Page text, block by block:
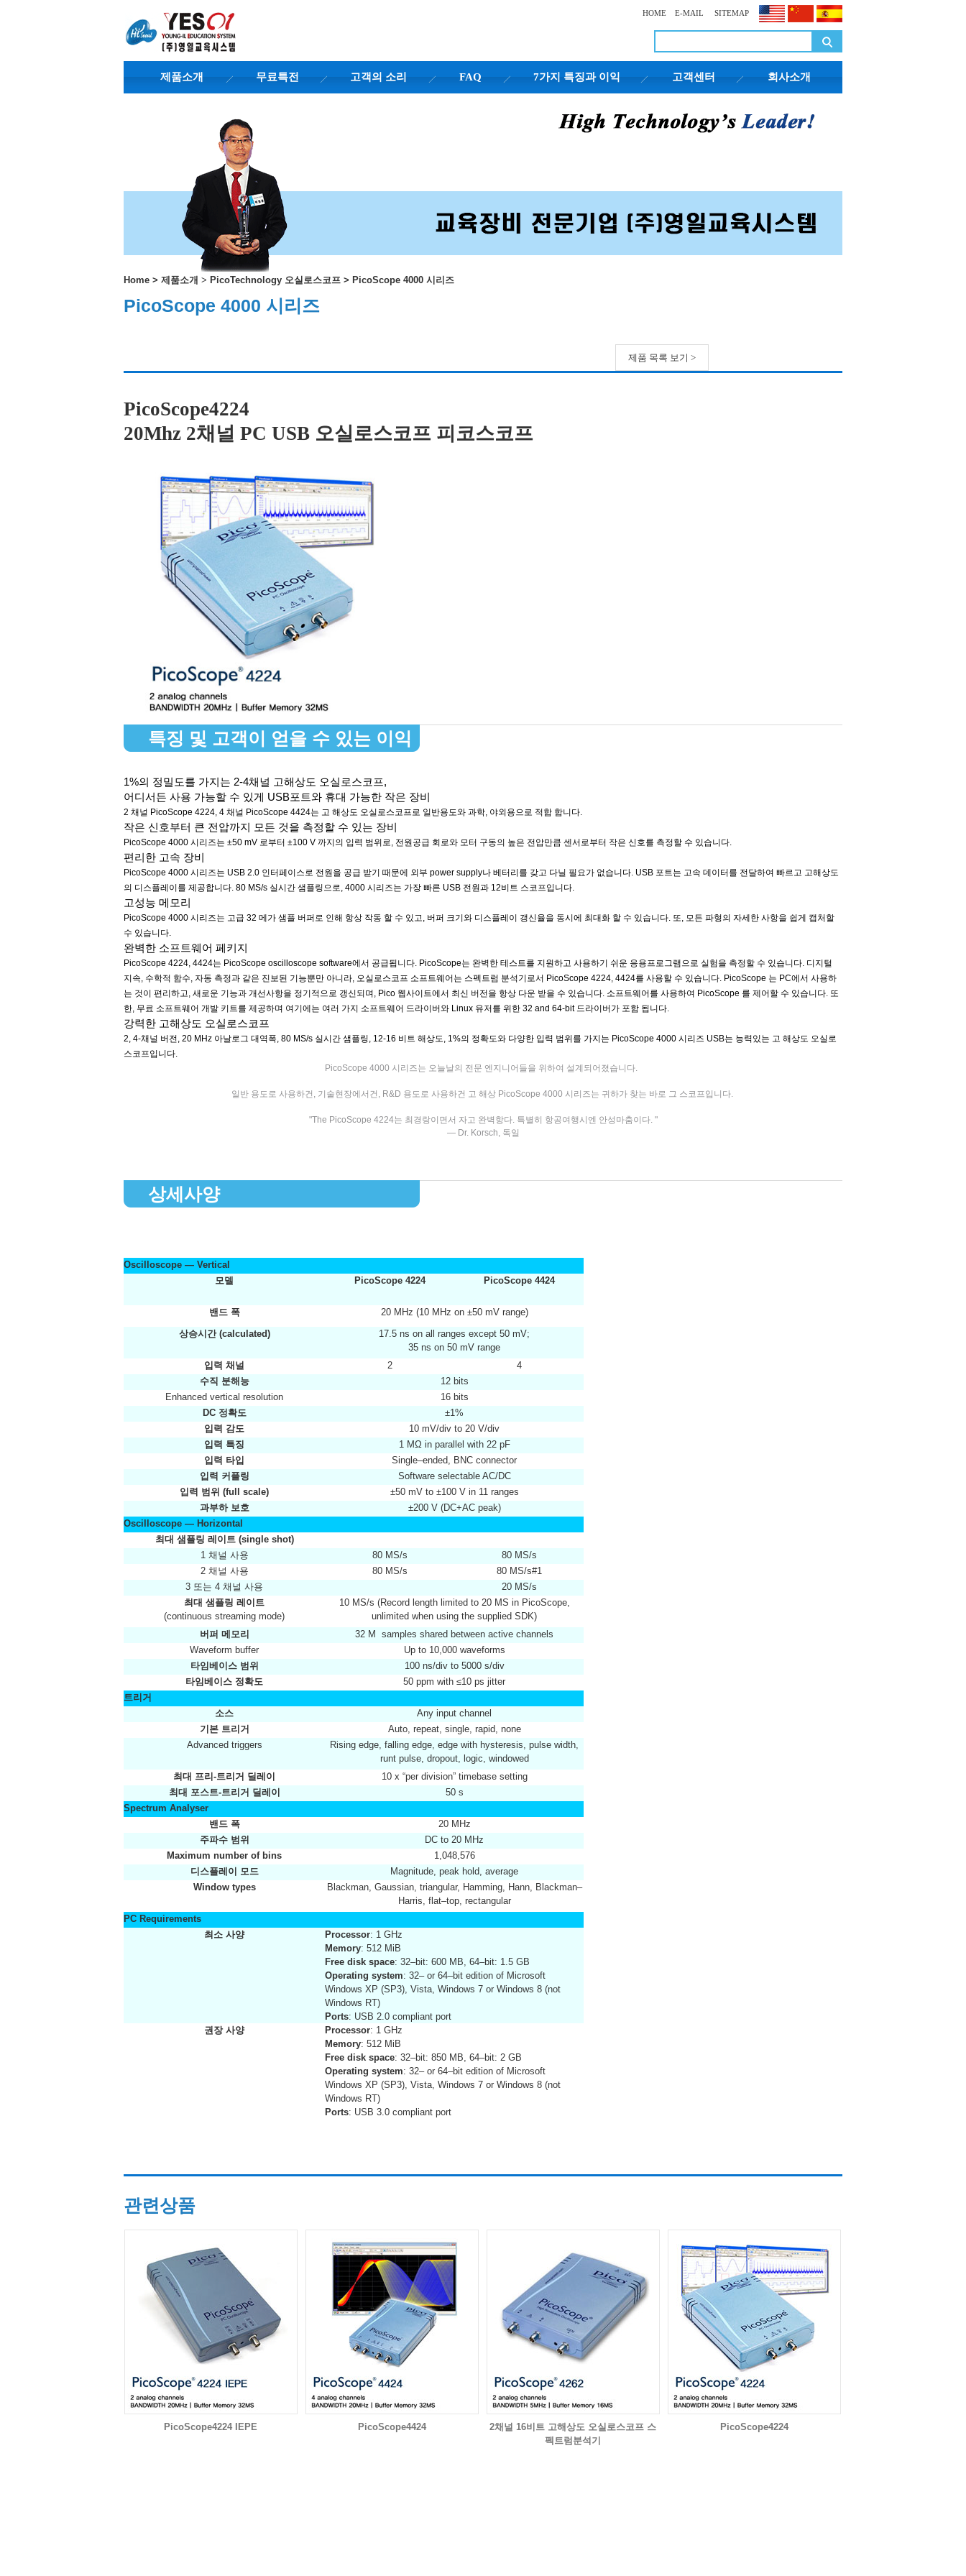
HOME E-MAIL SITEMAP
제품소개 무료특전 고객의 소리 FAQ 7가지 특징과 이익 고객센터 회사소개
Home > 제품소개 > PicoTechnology 오실로스코프 > PicoScope 4000 시리즈
PicoScope 4000 시리즈
제품 목록 보기 >
PicoScope4224
20Mhz 2채널 PC USB 오실로스코프 피코스코프
특징 및 고객이 얻을 수 있는 이익
1%의 정밀도를 가지는 2-4채널 고해상도 오실로스코프,
어디서든 사용 가능할 수 있게 USB포트와 휴대 가능한 작은 장비
2 채널 PicoScope 4224, 4 채널 PicoScope 4424는 고 해상도 오실로스코프로 일반용도와 과학, 야외용으로 적합 합니다.
작은 신호부터 큰 전압까지 모든 것을 측정할 수 있는 장비
PicoScope 4000 시리즈는 ±50 mV 로부터 ±100 V 까지의 입력 범위로, 전원공급 회로와 모터 구동의 높은 전압만큼 센서로부터 작은 신호를 측정할 수 있습니다.
편리한 고속 장비
PicoScope 4000 시리즈는 USB 2.0 인터페이스로 전원을 공급 받기 때문에 외부 power supply나 베터리를 갖고 다닐 필요가 없습니다. USB 포트는 고속 데이터를 전달하여 빠르고 고해상도
의 디스플레이를 제공합니다. 80 MS/s 실시간 샘플링으로, 4000 시리즈는 가장 빠른 USB 전원과 12비트 스코프입니다.
고성능 메모리
PicoScope 4000 시리즈는 고급 32 메가 샘플 버퍼로 인해 항상 작동 할 수 있고, 버퍼 크기와 디스플레이 갱신율을 동시에 최대화 할 수 있습니다. 또, 모든 파형의 자세한 사항을 쉽게 캡처할
수 있습니다.
완벽한 소프트웨어 페키지
PicoScope 4224, 4424는 PicoScope oscilloscope software에서 공급됩니다. PicoScope는 완벽한 테스트를 지원하고 사용하기 쉬운 응용프로그램으로 실험을 측정할 수 있습니다. 디지털
지속, 수학적 함수, 자동 측정과 같은 진보된 기능뿐만 아니라, 오실로스코프 소프트웨어는 스펙트럼 분석기로서 PicoScope 4224, 4424를 사용할 수 있습니다. PicoScope 는 PC에서 사용하
는 것이 편리하고, 새로운 기능과 개선사항을 정기적으로 갱신되며, Pico 웹사이트에서 최신 버전을 항상 다운 받을 수 있습니다. 소프트웨어를 사용하여 PicoScope 를 제어할 수 있습니다. 또
한, 무료 소프트웨어 개발 키트를 제공하며 여기에는 여러 가지 소프트웨어 드라이버와 Linux 유저를 위한 32 and 64-bit 드라이버가 포함 됩니다.
강력한 고해상도 오실로스코프
2, 4-채널 버전, 20 MHz 아날로그 대역폭, 80 MS/s 실시간 샘플링, 12-16 비트 해상도, 1%의 정확도와 다양한 입력 범위를 가지는 PicoScope 4000 시리즈 USB는 능력있는 고 해상도 오실로
스코프입니다.
PicoScope 4000 시리즈는 오늘날의 전문 엔지니어들을 위하여 설계되어졌습니다.
일반 용도로 사용하건, 기술현장에서건, R&D 용도로 사용하건 고 해상 PicoScope 4000 시리즈는 귀하가 찾는 바로 그 스코프입니다.
"The PicoScope 4224는 최경랑이면서 자고 완벽항다. 특별히 항공여행시엔 안성마춤이다. "
— Dr. Korsch, 독일
상세사양
Oscilloscope — Vertical
모델
PicoScope 4224 PicoScope 4424
밴드 폭
20 MHz (10 MHz on ±50 mV range)
상승시간 (calculated)
17.5 ns on all ranges except 50 mV;
35 ns on 50 mV range
입력 채널
2
4
수직 분해능
12 bits
Enhanced vertical resolution
16 bits
DC 정확도
±1%
입력 감도
10 mV/div to 20 V/div
입력 특징
1 MΩ in parallel with 22 pF
입력 타입
Single–ended, BNC connector
입력 커플링
Software selectable AC/DC
입력 범위 (full scale)
±50 mV to ±100 V in 11 ranges
과부하 보호
±200 V (DC+AC peak)
Oscilloscope — Horizontal
최대 샘플링 레이트 (single shot)
1 채널 사용
80 MS/s
80 MS/s
2 채널 사용
80 MS/s
80 MS/s#1
3 또는 4 채널 사용
20 MS/s
최대 샘플링 레이트
(continuous streaming mode)
10 MS/s (Record length limited to 20 MS in PicoScope,
unlimited when using the supplied SDK)
버퍼 메모리
32 M samples shared between active channels
Waveform buffer
Up to 10,000 waveforms
타임베이스 범위
100 ns/div to 5000 s/div
타임베이스 정확도
50 ppm with ≤10 ps jitter
트리거
소스
Any input channel
기본 트리거
Auto, repeat, single, rapid, none
Advanced triggers
Rising edge, falling edge, edge with hysteresis, pulse width,
runt pulse, dropout, logic, windowed
최대 프리-트리거 딜레이
10 x “per division” timebase setting
최대 포스트-트리거 딜레이
50 s
Spectrum Analyser
밴드 폭
20 MHz
주파수 범위
DC to 20 MHz
Maximum number of bins
1,048,576
디스플레이 모드
Magnitude, peak hold, average
Window types
Blackman, Gaussian, triangular, Hamming, Hann, Blackman–
Harris, flat–top, rectangular
PC Requirements
최소 사양
Processor: 1 GHz
Memory: 512 MiB
Free disk space: 32–bit: 600 MB, 64–bit: 1.5 GB
Operating system: 32– or 64–bit edition of Microsoft
Windows XP (SP3), Vista, Windows 7 or Windows 8 (not
Windows RT)
Ports: USB 2.0 compliant port
권장 사양
Processor: 1 GHz
Memory: 512 MiB
Free disk space: 32–bit: 850 MB, 64–bit: 2 GB
Operating system: 32– or 64–bit edition of Microsoft
Windows XP (SP3), Vista, Windows 7 or Windows 8 (not
Windows RT)
Ports: USB 3.0 compliant port
관련상품
PicoScope4224 IEPE PicoScope4424
2채널 16비트 고해상도 오실로스코프 스
펙트럼분석기
PicoScope4224